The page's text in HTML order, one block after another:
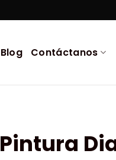
Blog Contáctanos
Pintura